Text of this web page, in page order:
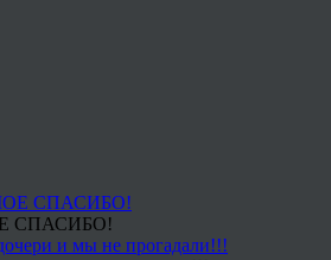
СПАСИБО!